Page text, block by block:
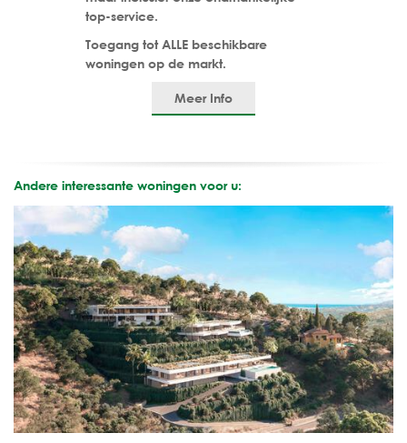
top-service.
Toegang tot ALLE beschikbare
woningen op de markt.
Meer Info
Andere interessante woningen voor u: